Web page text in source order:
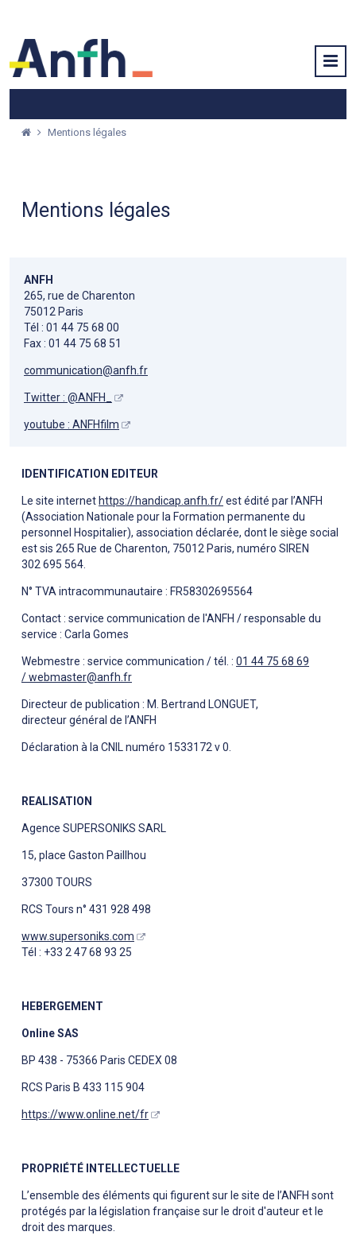
Mentions légales
Mentions légales
ANFH
265, rue de Charenton
75012 Paris
Tél : 01 44 75 68 00
Fax : 01 44 75 68 51
communication@anfh.fr
Twitter : @ANFH_
youtube : ANFHfilm
IDENTIFICATION EDITEUR
Le site internet https://handicap.anfh.fr/est édité par l’ANFH
(Association Nationale pour la Formation permanente du
personnel Hospitalier), association déclarée, dont le siège social
est sis 265 Rue de Charenton, 75012 Paris, numéro SIREN
302 695 564.
N° TVA intracommunautaire : FR58302695564
Contact : service communication de l'ANFH / responsable du
service : Carla Gomes
Webmestre : service communication / tél. : 01 44 75 68 69
/webmaster@anfh.fr
Directeur de publication : M. Bertrand LONGUET,
directeur général de l’ANFH
Déclaration à la CNIL numéro 1533172 v 0.
REALISATION
Agence SUPERSONIKS SARL
15, place Gaston Paillhou
37300 TOURS
RCS Tours n° 431 928 498
www.supersoniks.com
Tél : +33 2 47 68 93 25
HEBERGEMENT
Online SAS
BP 438 - 75366 Paris CEDEX 08
RCS Paris B 433 115 904
https://www.online.net/fr
PROPRIÉTÉ INTELLECTUELLE
L’ensemble des éléments qui figurent sur le site de l’ANFH sont
protégés par la législation française sur le droit d'auteur et le
droit des marques.